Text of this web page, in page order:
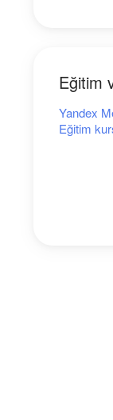
Eğitim
Yandex
Eğitim